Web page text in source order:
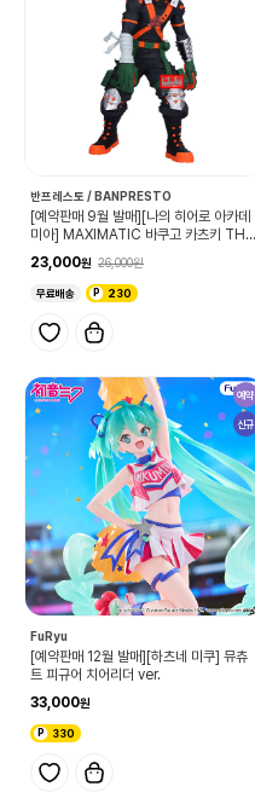
반프레스토 / BANPRESTO
[예약판매 9월 발매][나의 히어로 아카데
미아] MAXIMATIC 바쿠고 카츠키 THE
23,000 26,000
무료배송 230
예약
신규
FuRyu
[예약판매 12월 발매][하츠네 미쿠] 뮤츄
트 피규어 치어리더 ver.
33,000
330